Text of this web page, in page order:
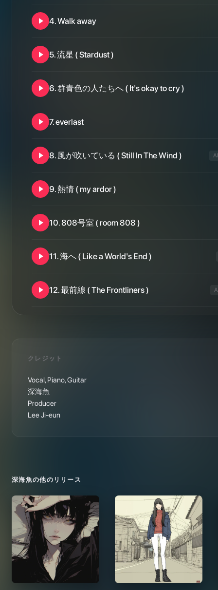
4.Walk away
5.流星 ( Stardust )
6.群青色の人たちへ ( It's okay to cry )
7.everlast
8. 風が吹いている ( Still In The Wind )
9.熱情 ( my ardor )
10.808号室 ( room 808 )
11.海へ ( Like a World's End )
12.最前線 ( The Frontliners )
クレジット
Vocal, Piano, Guitar
深海魚
Producer
Lee Ji-eun
深海魚の他のリリース